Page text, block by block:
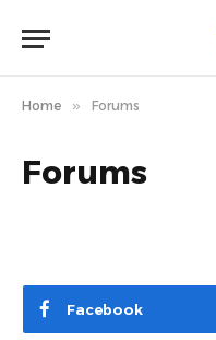
Home » Forums
Forums
Facebook